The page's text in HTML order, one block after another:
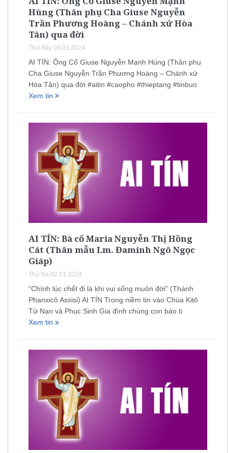
Hùng (Thân phụ Cha Giuse Nguyễn
Trần Phương Hoàng – Chánh xứ Hòa
Tân) qua đời
Thứ Bảy 09.03.2024
AI TÍN: Ông Cố Giuse Nguyễn Mạnh Hùng (Thân phụ
Cha Giuse Nguyễn Trần Phương Hoàng – Chánh xứ
Hòa Tân) qua đời #aitin #caopho #thieptang #tinbuo
Xem tin
AI TÍN: Bà cố Maria Nguyễn Thị Hồng
Cát (Thân mẫu Lm. Đaminh Ngô Ngọc
Giáp)
Thứ Ba 02.01.2024
“Chính lúc chết đi là khi vui sống muôn đời” (Thánh
Phanxicô Assisi) AI TÍN Trong niềm tin vào Chúa Kitô
Tử Nạn và Phục Sinh Gia đình chúng con báo ti
Xem tin